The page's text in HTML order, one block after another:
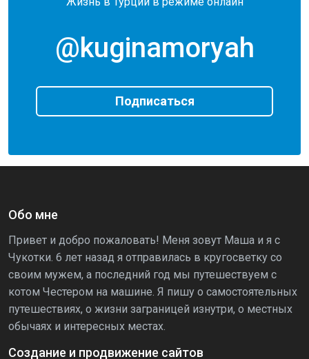
@kuginamoryah
Подписаться
Обо мне
Привет и добро пожаловать! Меня зовут Маша и я с
Чукотки. 6 лет назад я отправилась в кругосветку со
своим мужем, а последний год мы путешествуем с
котом Честером на машине. Я пишу о самостоятельных
путешествиях, о жизни заграницей изнутри, о местных
обычаях и интересных местах.
Создание и продвижение сайтов